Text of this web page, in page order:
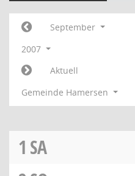
September
2007
Aktuell
Gemeinde Hamersen
1 SA